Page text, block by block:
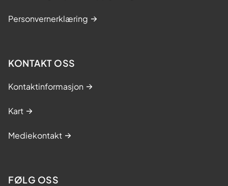
Personvernerklæring
KONTAKT OSS
Kontaktinformasjon
Kart
Mediekontakt
FØLG OSS